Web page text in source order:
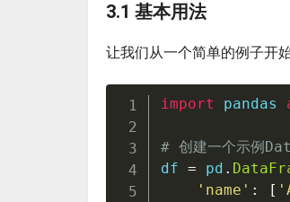
3.1 基本用法
让我们从一个简单的例子开始
import pandas
# 创建一个示例
df = pd .
'name' : [